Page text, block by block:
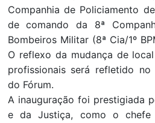
Companhia de Policiamento
de comando da 8ª
Bombeiros Militar (8ª Cia/1º
O reflexo da mudança de
profissionais será refletido no
do Fórum.
A inauguração foi prestigiada
e da Justiça, como o chefe